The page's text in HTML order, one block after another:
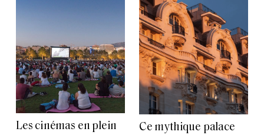
Les cinémas en plein
Ce mythique palace